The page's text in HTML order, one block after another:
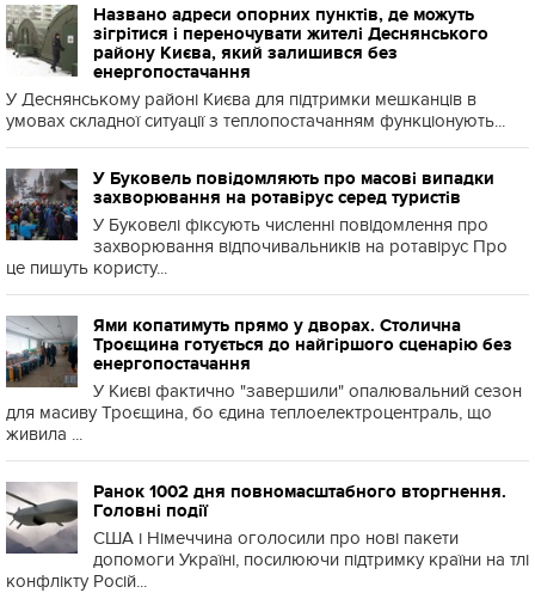
Названо адреси опорних пунктів, де можуть
зігрітися і переночувати жителі Деснянського
району Києва, який залишився без
енергопостачання
У Деснянському районі Києва для підтримки мешканців в
умовах складної ситуації з теплопостачанням функціонують...
У Буковель повідомляють про масові випадки
захворювання на ротавірус серед туристів
У Буковелі фіксують численні повідомлення про
захворювання відпочивальників на ротавірус Про
це пишуть користу...
Ями копатимуть прямо у дворах. Столична
Троєщина готується до найгіршого сценарію без
енергопостачання
У Києві фактично "завершили" опалювальний сезон
для масиву Троєщина, бо єдина теплоелектроцентраль, що
живила ...
Ранок 1002 дня повномасштабного вторгнення.
Головні події
США і Німеччина оголосили про нові пакети
допомоги Україні, посилюючи підтримку країни на тлі
конфлікту Росій...